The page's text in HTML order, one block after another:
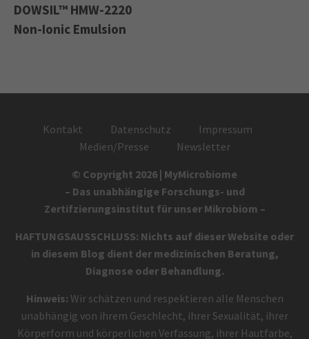
DOWSIL™ HMW-2220
Non-Ionic Emulsion
Kontakt Datenschutz
Impressum
Medien/Presse
Newsletter
© Copyright 2026 | MyMicrobiome
– Das unabhängige Forschungs- und
Zertifzierungsinstitut für unser Mikrobiom –
HAFTUNGSAUSSCHLUSS: Nichts auf dieser Website oder
in diesem Blog dient der medizinischen Beratung,
Diagnose oder Behandlung.
Hinweis: Wir schätzen und respektieren alle Menschen
unabhängig von ihrem Geschlecht, ihrer Sexualität, ihrer
Körperform und körperlichen Verfassung, ihrer Hautfarbe,